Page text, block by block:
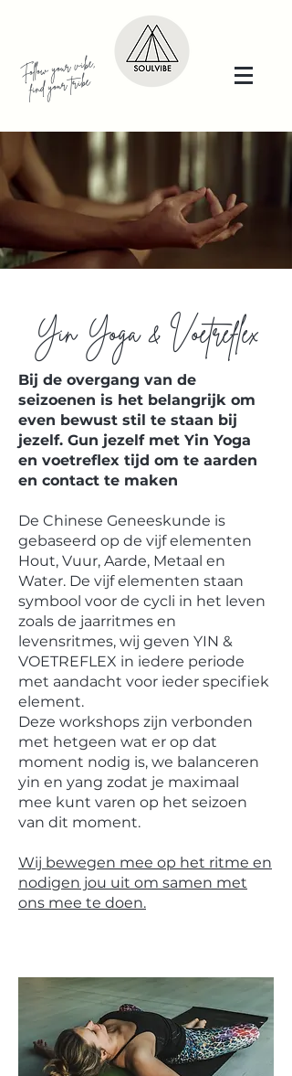
Follow your vibe,
find your tribe
Yin Yoga & Voetreflex
Bij de overgang van de
seizoenen is het belangrijk om
even bewust stil te staan bij
jezelf. Gun jezelf met Yin Yoga
en voetreflex tijd om te aarden
en contact te maken
De Chinese Geneeskunde is
gebaseerd op de vijf elementen
Hout, Vuur, Aarde, Metaal en
Water. De vijf elementen staan
symbool voor de cycli in het leven
zoals de jaarritmes en
levensritmes, wij geven YIN &
VOETREFLEX in iedere periode
met aandacht voor ieder specifiek
element.
Deze workshops zijn verbonden
met hetgeen wat er op dat
moment nodig is, we balanceren
yin en yang zodat je maximaal
mee kunt varen op het seizoen
van dit moment.
Wij bewegen mee op het ritme en
nodigen jou uit om samen met
ons mee te doen.